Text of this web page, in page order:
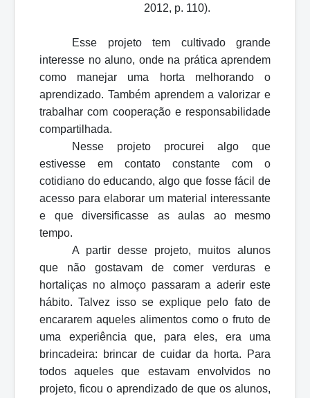
2012, p. 110).
Esse projeto tem cultivado grande
interesse no aluno, onde na prática aprendem
como manejar uma horta melhorando o
aprendizado. Também aprendem a valorizar e
trabalhar com cooperação e responsabilidade
compartilhada.
Nesse projeto procurei algo que
estivesse em contato constante com o
cotidiano do educando, algo que fosse fácil de
acesso para elaborar um material interessante
e que diversificasse as aulas ao mesmo
tempo.
A partir desse projeto, muitos alunos
que não gostavam de comer verduras e
hortaliças no almoço passaram a aderir este
hábito. Talvez isso se explique pelo fato de
encararem aqueles alimentos como o fruto de
uma experiência que, para eles, era uma
brincadeira: brincar de cuidar da horta. Para
todos aqueles que estavam envolvidos no
projeto, ficou o aprendizado de que os alunos,